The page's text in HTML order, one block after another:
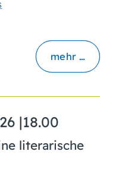
mehr …
|18.00
literarische